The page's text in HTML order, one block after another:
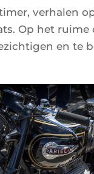
verhalen
Op het ruime
en te